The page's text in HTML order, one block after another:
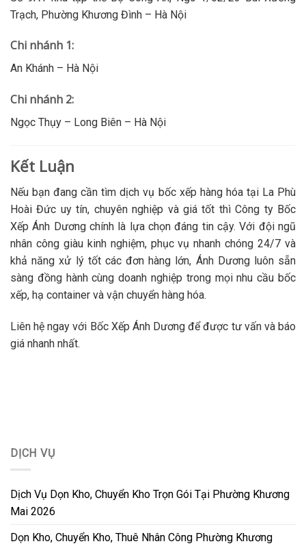
Trạch, Phường Khương Đình – Hà Nội
Chi nhánh 1:
An Khánh – Hà Nội
Chi nhánh 2:
Ngọc Thụy – Long Biên – Hà Nội
Kết Luận
Nếu bạn đang cần tìm dịch vụ bốc xếp hàng hóa tại La Phù
Hoài Đức uy tín, chuyên nghiệp và giá tốt thì Công ty Bốc
Xếp Ánh Dương chính là lựa chọn đáng tin cậy. Với đội ngũ
nhân công giàu kinh nghiệm, phục vụ nhanh chóng 24/7 và
khả năng xử lý tốt các đơn hàng lớn, Ánh Dương luôn sẵn
sàng đồng hành cùng doanh nghiệp trong mọi nhu cầu bốc
xếp, hạ container và vận chuyển hàng hóa.
Liên hệ ngay với Bốc Xếp Ánh Dương để được tư vấn và báo
giá nhanh nhất.
DỊCH VỤ
Dịch Vụ Dọn Kho, Chuyển Kho Trọn Gói Tại Phường Khương
Mai 2026
Dọn Kho, Chuyển Kho, Thuê Nhân Công Phường Khương